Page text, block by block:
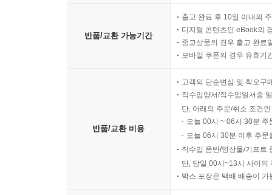
반품/교환 가능기간
출고 완료 후 10일 이내의
디지털 콘텐츠인 eBook의
중고상품의 경우 출고 완료
모바일 쿠폰의 경우 유효기
반품/교환 비용
고객의 단순변심 및 착오구
직수입양서/직수입일서중
단, 아래의 주문/취소 조건
오늘 00시 ~ 06시 30분
오늘 06시 30분 이후 주
직수입 음반/영상물/기프트
단, 당일 00시~13시 사이의
박스 포장은 택배 배송이